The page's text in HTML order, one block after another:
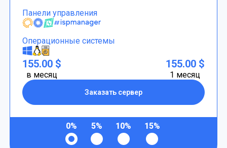
Панели управления
Операционные системы
155.00 $
в месяц
Заказать сервер
155.00 $
1 месяц
0% 5% 10% 15%